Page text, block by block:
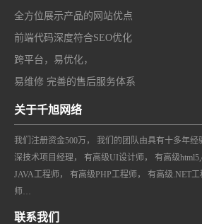
全方位展示产品的网站优点
前端代码深度符合SEO优化
跨平台，易优化，
易维修 完善的售后服务体系
关于千旭网络
我们注册资金500万， 我们的团队由具有十多年
深技术项目经理， 有高级UI设计师， 有高级
JAVA工程师， 有高级PHP工程师， 有高级.NET
师…
联系我们